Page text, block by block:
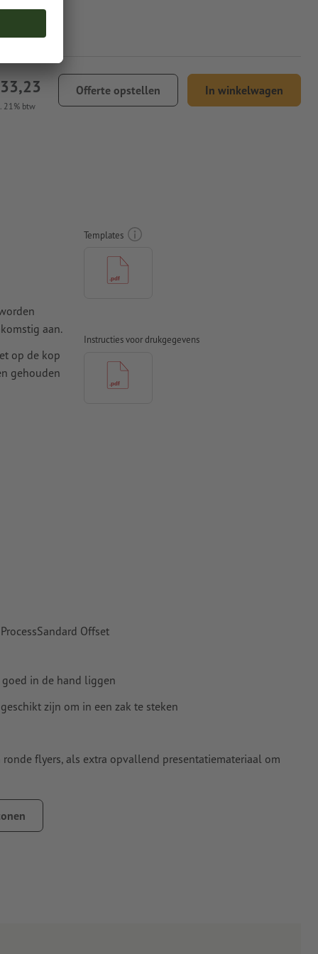
21% btw
Offerte opstellen In winkelwagen
aan.
op de kop
gehouden
minste
Templates
Instructies voor drukgegevens
Offset
goed in de hand liggen
zijn om in een zak te steken
flyers, als extra opvallend presentatiemateriaal om
en de lichtdekking van het papier